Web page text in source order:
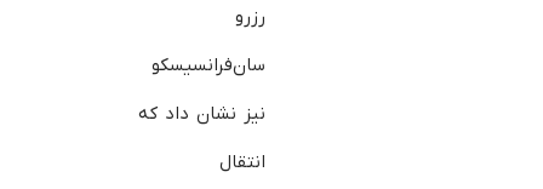
رزرو
سان‌فرانسیسکو
نیز نشان داد که
انتقال